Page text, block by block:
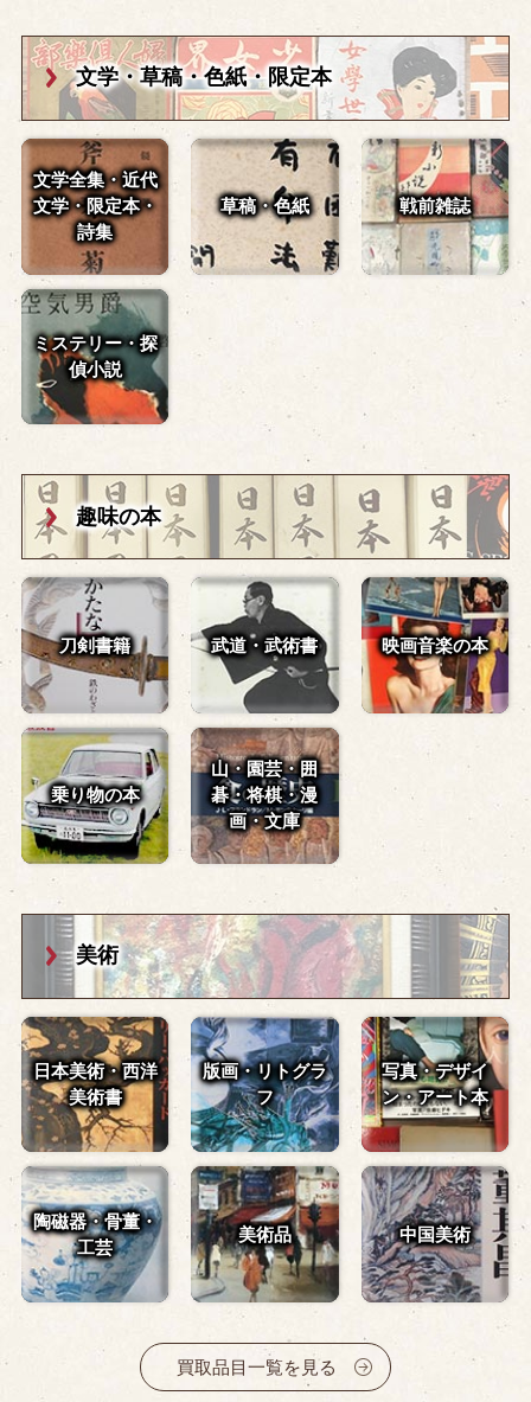
文学・草稿・色紙・限定本
文学全集・近代
文学・ 限定本・
詩集
草稿・色紙 戦前雑誌
ミステリー・探
偵小説
趣味の本
刀剣書籍 武道・武術書 映画音楽の本
乗り物の本
山・園芸・囲
碁・将棋・漫
画・文庫
美術
日本美術・西洋
美術書
版画・リトグラ
フ
写真・デザイ
ン・アート本
陶磁器・骨董・
工芸
美術品 中国美術
買取品目一覧を見る